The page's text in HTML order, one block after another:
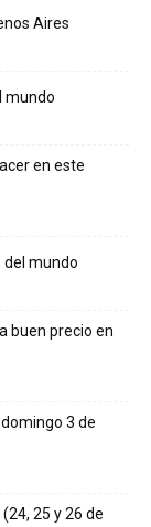
Aires
mundo
en este
del mundo
buen precio en
3 de
25 y 26 de